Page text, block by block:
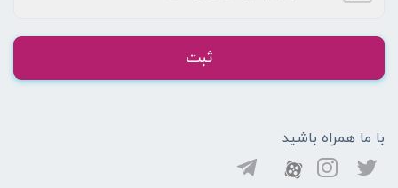
ثبت
با ما همراه باشید